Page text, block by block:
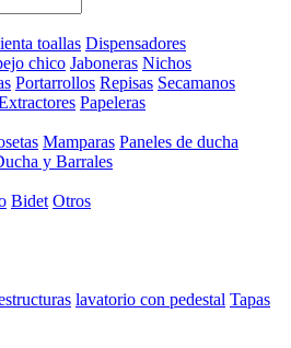
toallas Dispensadores
chico Jaboneras Nichos
Portarrollos Repisas Secamanos
Papeleras
Mamparas Paneles de ducha
y Barrales
Bidet Otros
lavatorio con pedestal Tapas